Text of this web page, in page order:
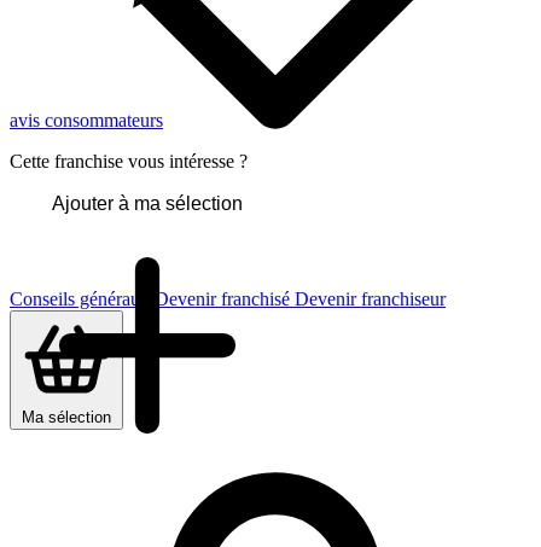
Conseils généraux Devenir franchisé Devenir franchiseur
Ma sélection
avis consommateurs
Cette franchise vous intéresse ?
Ajouter à ma sélection